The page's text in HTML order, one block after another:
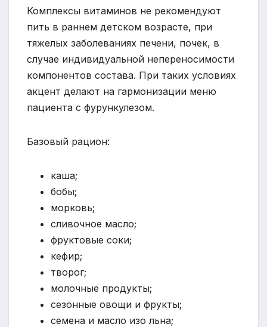
Комплексы витаминов не рекомендуют
пить в раннем детском возрасте, при
тяжелых заболеваниях печени, почек, в
случае индивидуальной непереносимости
компонентов состава. При таких условиях
акцент делают на гармонизации меню
пациента с фурункулезом.
Базовый рацион:
каша;
бобы;
морковь;
сливочное масло;
фруктовые соки;
кефир;
творог;
молочные продукты;
сезонные овощи и фрукты;
семена и масло изо льна;